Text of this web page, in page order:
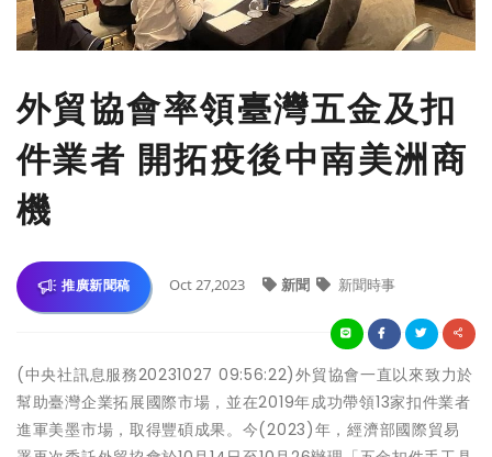
外貿協會率領臺灣五金及扣
件業者 開拓疫後中南美洲商
機
推廣新聞稿 Oct 27,2023 新聞 新聞時事
(中央社訊息服務20231027 09:56:22)外貿協會一直以來致力於
幫助臺灣企業拓展國際市場，並在2019年成功帶領13家扣件業者
進軍美墨市場，取得豐碩成果。今(2023)年，經濟部國際貿易